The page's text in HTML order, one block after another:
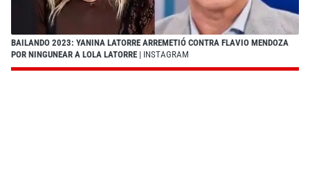
BAILANDO 2023: YANINA LATORRE ARREMETIÓ CONTRA FLAVIO MENDOZA
POR NINGUNEAR A LOLA LATORRE | INSTAGRAM